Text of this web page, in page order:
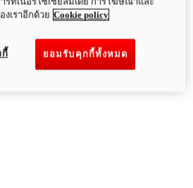
งเราอีกด้วย Cookie policy
ยอมรับคุกกี้ทั้งหมด
กี้